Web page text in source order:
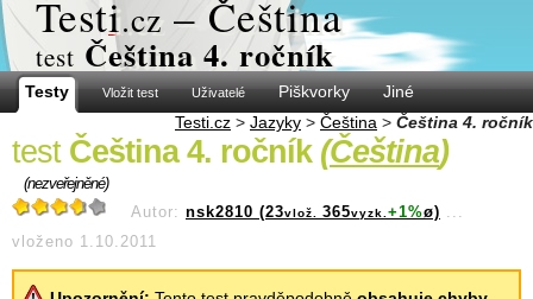
Testi.cz – Čeština
test Čeština 4. ročník
Testy Vložit test Uživatelé Piškvorky
Jiné
Testi.cz > Jazyky > Čeština > Čeština 4. ročník
test Čeština 4. ročník (Čeština)
(nezveřejněné)
Autor: nsk2810 (23vlož. 365vyzk.+1%ø) ...
vloženo 1.10.2011